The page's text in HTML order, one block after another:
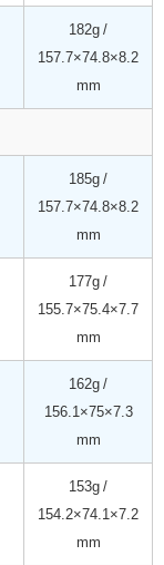
182g /
157.7×74.8×8.2
mm
185g /
157.7×74.8×8.2
mm
177g /
155.7×75.4×7.7
mm
162g /
156.1×75×7.3
mm
153g /
154.2×74.1×7.2
mm